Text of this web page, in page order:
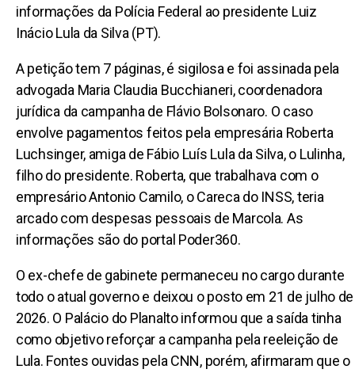
informações da Polícia Federal ao presidente Luiz
Inácio Lula da Silva (PT).
A petição tem 7 páginas, é sigilosa e foi assinada pela
advogada Maria Claudia Bucchianeri, coordenadora
jurídica da campanha de Flávio Bolsonaro. O caso
envolve pagamentos feitos pela empresária Roberta
Luchsinger, amiga de Fábio Luís Lula da Silva, o Lulinha,
filho do presidente. Roberta, que trabalhava com o
empresário Antonio Camilo, o Careca do INSS, teria
arcado com despesas pessoais de Marcola. As
informações são do portal Poder360.
O ex-chefe de gabinete permaneceu no cargo durante
todo o atual governo e deixou o posto em 21 de julho de
2026. O Palácio do Planalto informou que a saída tinha
como objetivo reforçar a campanha pela reeleição de
Lula. Fontes ouvidas pela CNN, porém, afirmaram que o